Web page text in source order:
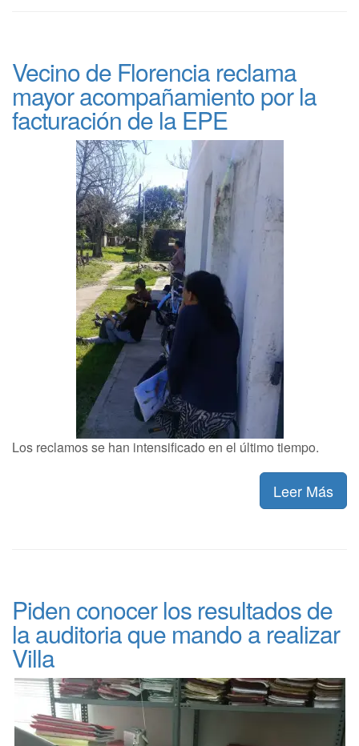
Vecino de Florencia reclama
mayor acompañamiento por la
facturación de la EPE
Los reclamos se han intensificado en el último tiempo.
Leer Más
Piden conocer los resultados de
la auditoria que mando a realizar
Villa